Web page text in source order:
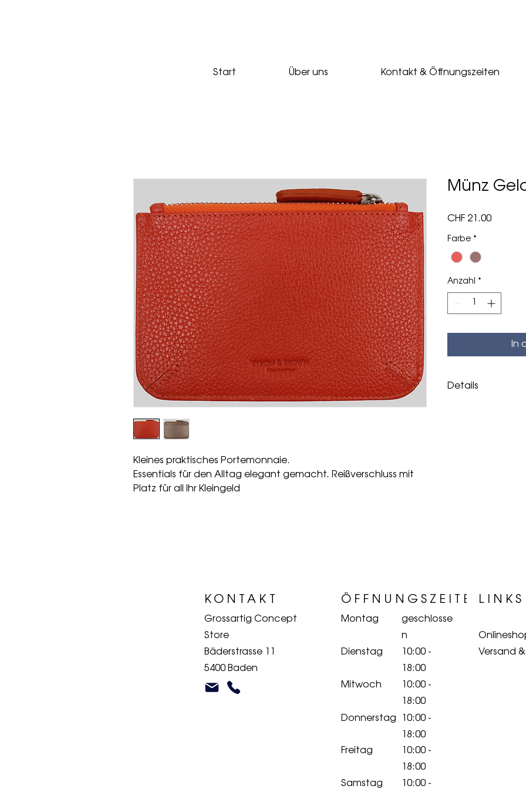
Start Über uns Kontakt & Öffnungszeiten
Kleines praktisches Portemonnaie.
Essentials für den Alltag elegant gemacht. Reißverschluss mit
Platz für all Ihr Kleingeld
Münz
CHF 21.00Preis
Farbe *
Anzahl *
In
Details
KONTAKT
Grossartig Concept
Store
Bäderstrasse 11
5400 Baden
ÖFFNUNGSZEITEN
Montag
geschlosse
n
Dienstag
10:00 -
18:00
Mitwoch
10:00 -
18:00
Donnerstag
10:00 -
18:00
Freitag
10:00 -
18:00
Samstag
10:00 -
LINKS
Versand